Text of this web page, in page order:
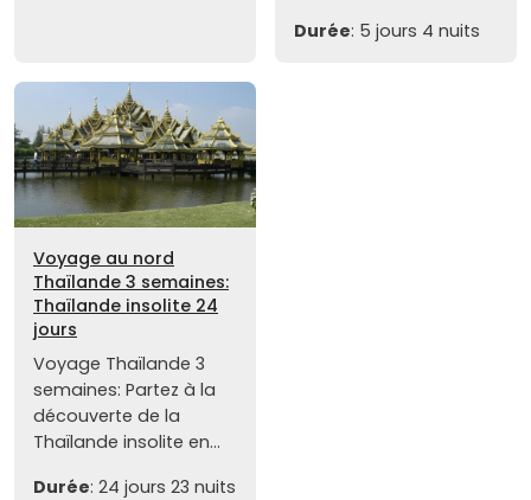
Durée: 5 jours 4 nuits
Voyage au nord
Thaïlande 3 semaines:
Thaïlande insolite 24
jours
Voyage Thaïlande 3
semaines: Partez à la
découverte de la
Thaïlande insolite en...
Durée: 24 jours 23 nuits